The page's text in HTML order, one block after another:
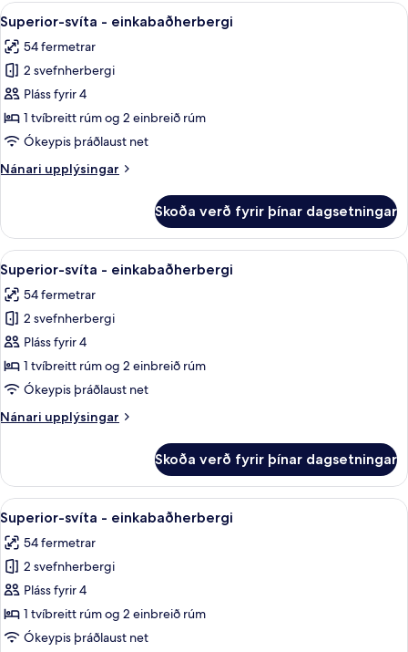
einkabaðherbergi
útsýni
yfir
garð
Skoða
allar
myndir
fyrir
Superior-
svíta
-
Superior-svíta - einkabaðherbergi |
26
Superior-svíta - einkabaðherbergi
54 fermetrar
2 svefnherbergi
Pláss fyrir 4
1 tvíbreitt rúm og 2 einbreið rúm
Ókeypis þráðlaust net
Nánari upplýsingar
Nánari
svíta
einkabaðherbergi
Skoða verð fyrir þínar dagsetningar
Skoða
allar
myndir
fyrir
Superior-
svíta
-
Superior-svíta - einkabaðherbergi |
20
Superior-svíta - einkabaðherbergi
54 fermetrar
2 svefnherbergi
Pláss fyrir 4
1 tvíbreitt rúm og 2 einbreið rúm
Ókeypis þráðlaust net
Nánari upplýsingar
Nánari
svíta
einkabaðherbergi
Skoða verð fyrir þínar dagsetningar
Skoða
allar
myndir
fyrir
Superior-
svíta
-
Superior-svíta - einkabaðherbergi |
18
Superior-svíta - einkabaðherbergi
54 fermetrar
2 svefnherbergi
Pláss fyrir 4
1 tvíbreitt rúm og 2 einbreið rúm
Ókeypis þráðlaust net